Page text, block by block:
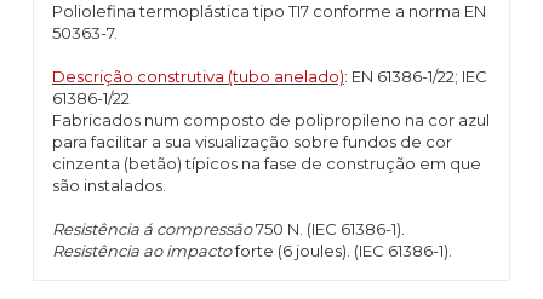
Poliolefina termoplástica tipo TI7 conforme a norma EN
50363-7.
Descrição construtiva (tubo anelado): EN 61386-1/22; IEC
61386-1/22
Fabricados num composto de polipropileno na cor azul
para facilitar a sua visualização sobre fundos de cor
cinzenta (betão) típicos na fase de construção em que
são instalados.
Resistência á compressão750 N. (IEC 61386-1).
Resistência ao impactoforte (6 joules). (IEC 61386-1).